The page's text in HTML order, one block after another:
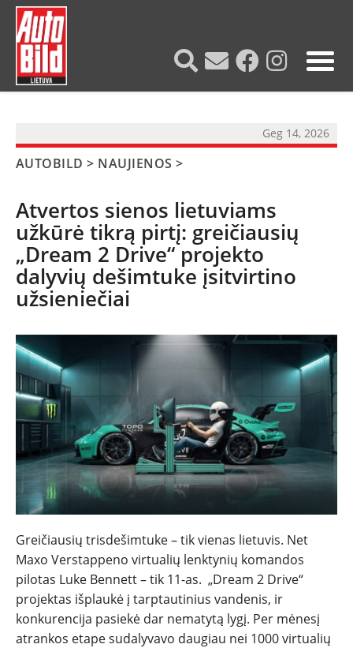
NAUJIENOS
TESTAI
NAUJI
Geg 14, 2026
AUTOBILD > NAUJIENOS >
Atvertos sienos lietuviams
užkūrė tikrą pirtį: greičiausių
„Dream 2 Drive“ projekto
dalyvių dešimtuke įsitvirtino
užsieniečiai
Greičiausių trisdešimtuke – tik vienas lietuvis. Net
Maxo Verstappeno virtualių lenktynių komandos
pilotas Luke Bennett – tik 11-as. „Dream 2 Drive“
projektas išplaukė į tarptautinius vandenis, ir
konkurencija pasiekė dar nematytą lygį. Per mėnesį
atrankos etape sudalyvavo daugiau nei 1000 virtualių